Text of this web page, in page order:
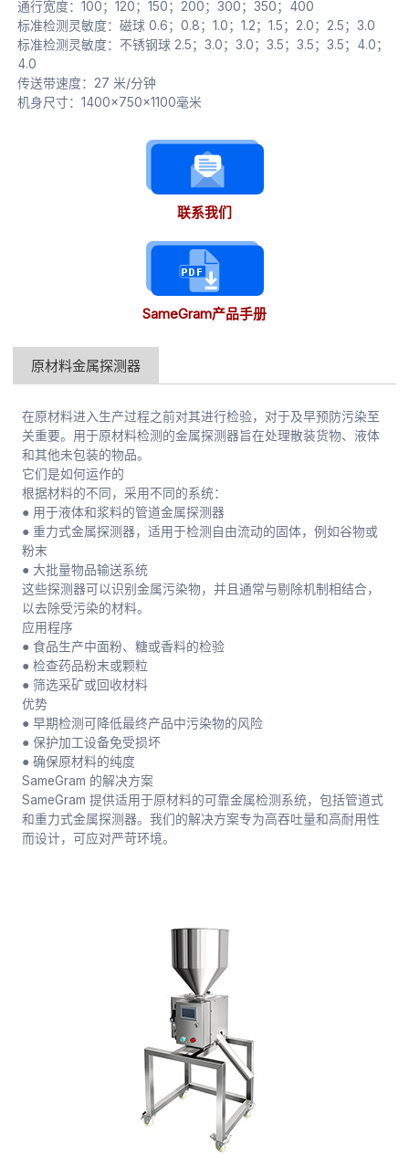
通行宽度：100；120；150；200；300；350；400
标准检测灵敏度：磁球 0.6；0.8；1.0；1.2；1.5；2.0；2.5；3.0
标准检测灵敏度：不锈钢球 2.5；3.0；3.0；3.5；3.5；3.5；4.0；
4.0
传送带速度：27 米/分钟
机身尺寸：1400×750×1100毫米
联系我们
SameGram产品手册
原材料金属探测器
在原材料进入生产过程之前对其进行检验，对于及早预防污染至
关重要。用于原材料检测的金属探测器旨在处理散装货物、液体
和其他未包装的物品。
它们是如何运作的
根据材料的不同，采用不同的系统：
● 用于液体和浆料的管道金属探测器
● 重力式金属探测器，适用于检测自由流动的固体，例如谷物或
粉末
● 大批量物品输送系统
这些探测器可以识别金属污染物，并且通常与剔除机制相结合，
以去除受污染的材料。
应用程序
● 食品生产中面粉、糖或香料的检验
● 检查药品粉末或颗粒
● 筛选采矿或回收材料
优势
● 早期检测可降低最终产品中污染物的风险
● 保护加工设备免受损坏
● 确保原材料的纯度
SameGram 的解决方案
SameGram 提供适用于原材料的可靠金属检测系统，包括管道式
和重力式金属探测器。我们的解决方案专为高吞吐量和高耐用性
而设计，可应对严苛环境。